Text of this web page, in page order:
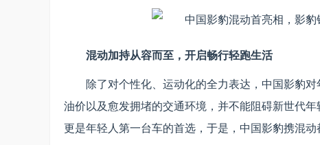
混动加持从容而至，开启畅行轻跑生活
除了对个性化、运动化的全力表达，中国影豹
油价以及愈发拥堵的交通环境，并不能阻碍新世代
更是年轻人第一台车的首选，于是，中国影豹携混动